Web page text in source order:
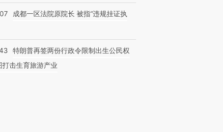
的吸金
第四届链博
成都一区法院原院长 被指“违规挂证执
特朗普再签两份行政令限制出生公民权
打击生育旅游产业